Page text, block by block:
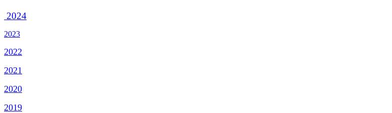
2024
2023
2022
2021
2020
2019